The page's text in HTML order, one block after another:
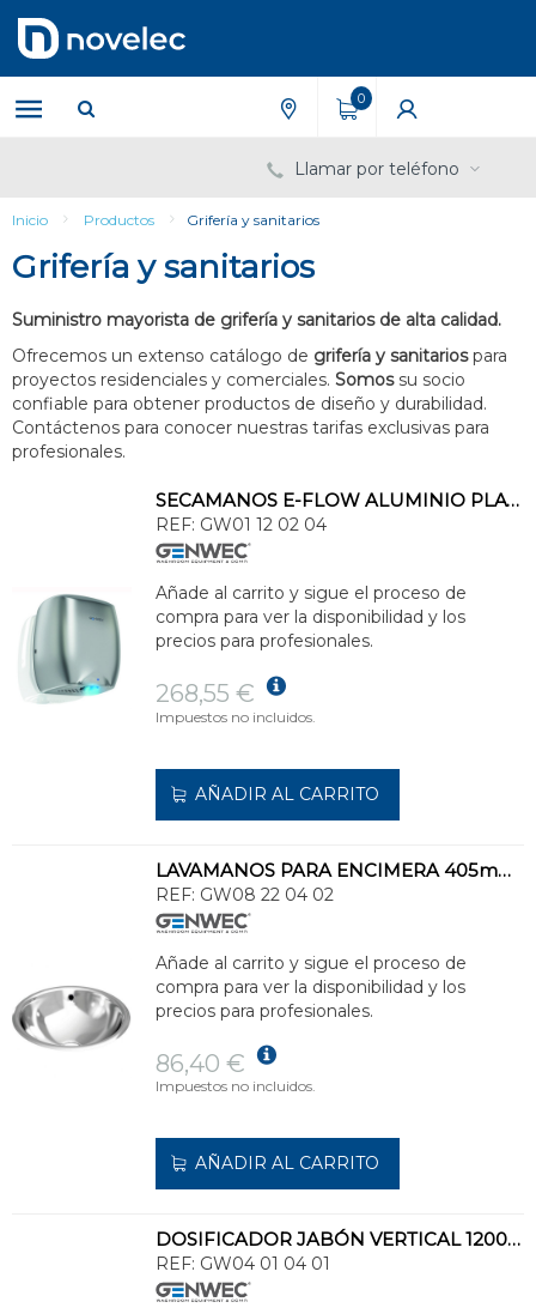
contenido
menú
de
navegación
0
Llamar por teléfono
Inicio Productos Grifería y sanitarios
Grifería y sanitarios
Suministro mayorista de grifería y sanitarios de alta calidad.
Ofrecemos un extenso catálogo de grifería y sanitariospara
proyectos residenciales y comerciales. Somos su socio
confiable para obtener productos de diseño y durabilidad.
Contáctenos para conocer nuestras tarifas exclusivas para
profesionales.
SECAMANOS E-FLOW ALUMINIO PLATEADO
REF: GW01 12 02 04
Añade al carrito y sigue el proceso de
compra para ver la disponibilidad y los
precios para profesionales.
268,55 €
Impuestos no incluidos.
AÑADIR AL CARRITO
LAVAMANOS PARA ENCIMERA 405mm CON REBOSADERO ALA PLANA
REF: GW08 22 04 02
Añade al carrito y sigue el proceso de
compra para ver la disponibilidad y los
precios para profesionales.
86,40 €
Impuestos no incluidos.
AÑADIR AL CARRITO
DOSIFICADOR JABÓN VERTICAL 1200ml INOXIDABLE 304 SATINADO
REF: GW04 01 04 01